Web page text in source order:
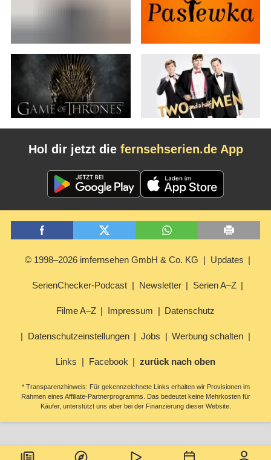
Hol dir jetzt die fernsehserien.de App
© 1998–2026 imfernsehen GmbH & Co. KG Updates
SerienChecker-Podcast Newsletter Serien A–Z
Filme A–Z Impressum Datenschutz
Datenschutzeinstellungen Jobs Werbung schalten
Links Facebook zurück nach oben
* Transparenzhinweis: Für gekennzeichnete Links erhalten wir Provisionen im
Rahmen eines Affiliate-Partnerprogramms. Das bedeutet keine Mehrkosten für
Käufer, unterstützt uns aber bei der Finanzierung dieser Website.